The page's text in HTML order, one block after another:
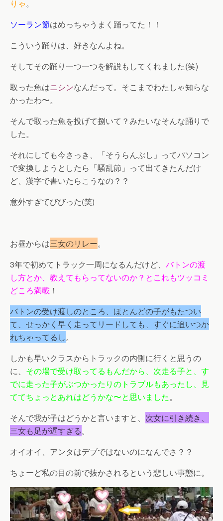
りゃ。
ソーラン節はめっちゃうまく踊ってた！！
こういう踊りは、好きなんよね。
そしてその踊り一つ一つを解説もしてくれました(笑)
取った魚はニシンなんだって。そこまでわたしゃ知らな
かったわ〜。
そんで取った魚を投げて捌いて？みたいなそんな踊りで
した。
それにしても今さっき、「そうらんぶし」ってパソコン
で変換しようとしたら「騒乱節」って出てきたんだけ
ど、漢字で書いたらこうなの？？
意外すぎてびびった(笑)
お昼からは三女のリレー。
3年で初めてトラック一周になるんだけど、 バトンの渡
し方とか、教えてもらってないのか？とこれもツッコミ
どころ満載 ！
バトンの受け渡しのところ、ほとんどの子がもたつい
て、せっかく早く走ってリードしても、すぐに追いつか
れちゃってるし。
しかも早いクラスからトラックの内側に行くと思うの
に、 その場で受け取ってるもんだから、次走る子と、す
でに走った子がぶつかったりのトラブルもあったし、見
ててちょっとあれはどうかな〜と思いました。
そんで我が子はどうかと言いますと、 次女に引き続き、
三女も足が遅すぎる。
オイオイ、アンタはデブではないのになんでさ？？
ちょーど私の目の前で抜かされるという悲しい事態に。